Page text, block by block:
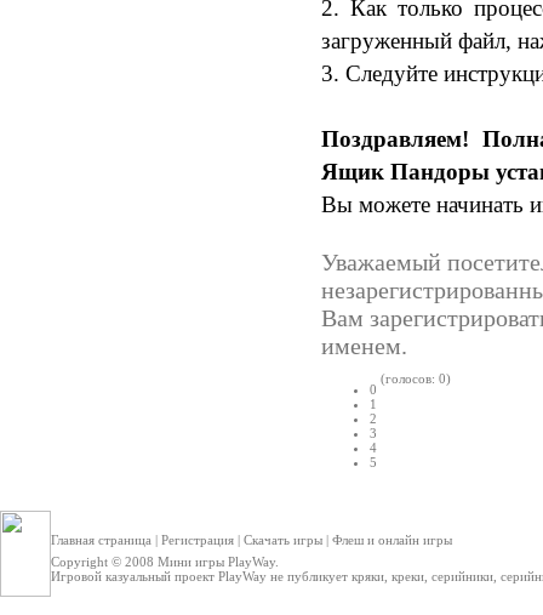
2. Как только
загруженный файл,
3. Следуйте
Поздравляем!
Ящик Пандоры
Вы можете начинать
Уважаемый
Вам
именем.
0
1
2
3
4
5
(голосов: 0)
Главная страница | Регистрация | Скачать игры | Флеш и онлайн игры
Copyright © 2008 Мини игры PlayWay.
Игровой казуальный проект PlayWay не публикует кряки, креки, серийники,